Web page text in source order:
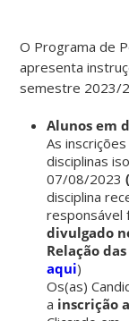
O Programa de
apresenta
semestre 2023/
Alunos em
As
disciplinas
07/08/2023
disciplina
responsável
divulgado
Relação
aqui)
Os(as)
a inscrição